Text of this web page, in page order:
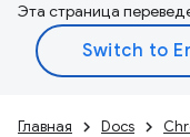
Эта страница
Главная Docs